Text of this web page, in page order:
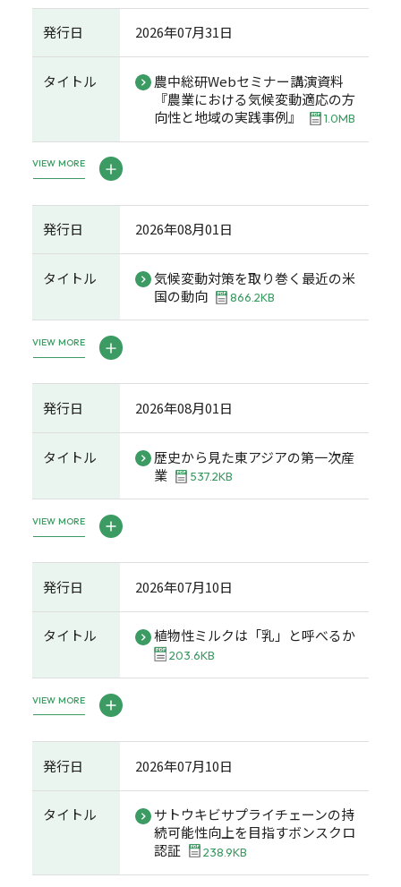
発行日 2026年07月31日
タイトル
農中総研Webセミナー講演資料
『農業における気候変動適応の方
向性と地域の実践事例』
1.0MB
VIEW MORE
発行日 2026年08月01日
タイトル
気候変動対策を取り巻く最近の米
国の動向
866.2KB
VIEW MORE
発行日 2026年08月01日
タイトル
歴史から見た東アジアの第一次産
業
537.2KB
VIEW MORE
発行日 2026年07月10日
タイトル 植物性ミルクは「乳」と呼べるか
203.6KB
VIEW MORE
発行日 2026年07月10日
タイトル
サトウキビサプライチェーンの持
続可能性向上を目指すボンスクロ
認証
238.9KB